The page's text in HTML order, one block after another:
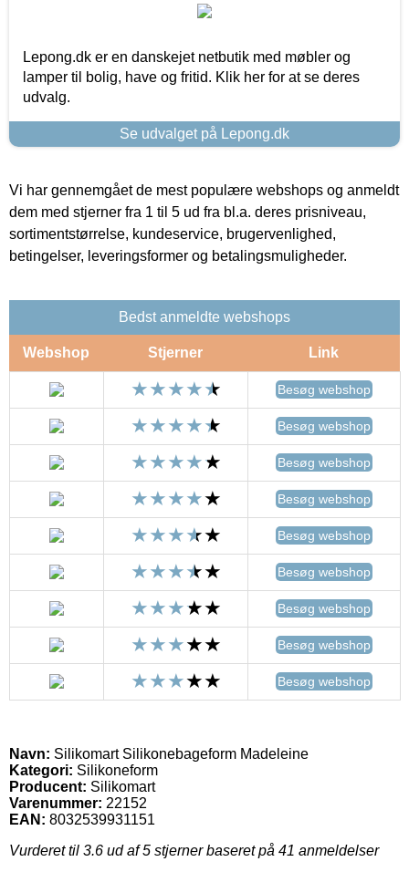
Lepong.dk er en danskejet netbutik med møbler og
lamper til bolig, have og fritid. Klik her for at se deres
udvalg.
Se udvalget på Lepong.dk
Vi har gennemgået de mest populære webshops og anmeldt
dem med stjerner fra 1 til 5 ud fra bl.a. deres prisniveau,
sortimentstørrelse, kundeservice, brugervenlighed,
betingelser, leveringsformer og betalingsmuligheder.
Bedst anmeldte webshops
Webshop Stjerner Link
Besøg webshop
Besøg webshop
Besøg webshop
Besøg webshop
Besøg webshop
Besøg webshop
Besøg webshop
Besøg webshop
Besøg webshop
Navn: Silikomart Silikonebageform Madeleine
Kategori: Silikoneform
Producent: Silikomart
Varenummer: 22152
EAN: 8032539931151
Vurderet til 3.6 ud af 5 stjerner baseret på 41 anmeldelser